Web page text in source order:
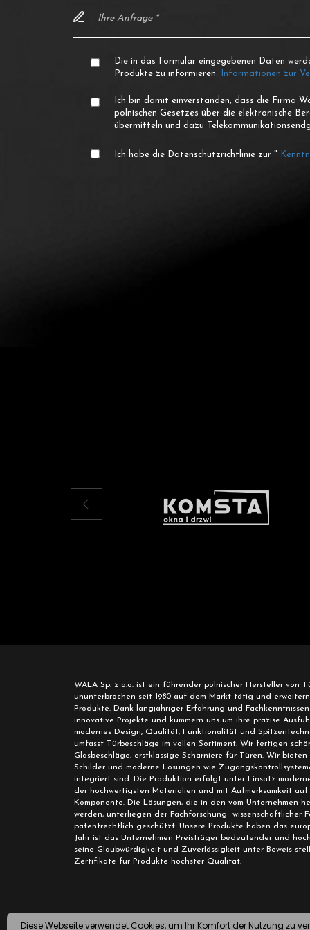
Die in das Formular eingegebenen Daten
Produkte zu informieren.
Informationen zur
Ich bin damit einverstanden, dass die Firma
polnischen Gesetzes über die elektronische
übermitteln und dazu
Ich habe die Datenschutzrichtlinie zur "
WALA Sp. z o.o. ist ein führender polnischer Hersteller von
ununterbrochen seit 1980 auf dem Markt tätig und
Produkte. Dank langjähriger Erfahrung und
innovative Projekte und kümmern uns um ihre präzise
modernes Design, Qualität, Funktionalität und
umfasst Türbeschläge im vollen Sortiment. Wir fertigen
Glasbeschläge, erstklassige Scharniere für Türen. Wir
Schilder und moderne Lösungen wie
integriert sind. Die Produktion erfolgt unter Einsatz
der hochwertigsten Materialien und mit Aufmerksamkeit
Komponente. Die Lösungen, die in den vom Unternehmen
werden, unterliegen der Fachforschung wissenschaftlicher
patentrechtlich geschützt. Unsere Produkte haben das
Jahr ist das Unternehmen Preisträger bedeutender und
seine Glaubwürdigkeit und Zuverlässigkeit unter Beweis
Zertifikate für Produkte höchster Qualität.
Diese Webseite verwendet Cookies, um Ihr Komfort der Nutzung zu